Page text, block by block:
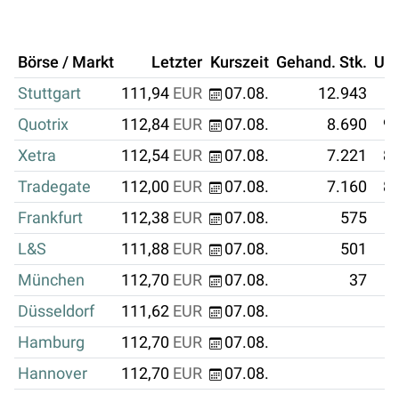
Börse / Markt Letzter Kurszeit Gehand. Stk.
Stuttgart
111,94 EUR 07.08. 12.943
Quotrix
112,84 EUR 07.08. 8.690
Xetra
112,54 EUR 07.08. 7.221
Tradegate
112,00 EUR 07.08. 7.160
Frankfurt
112,38 EUR 07.08. 575
L&S
111,88 EUR 07.08. 501
München
112,70 EUR 07.08.
37
Düsseldorf
111,62 EUR
07.08.
Hamburg
112,70 EUR
07.08.
Hannover
112,70 EUR 07.08.